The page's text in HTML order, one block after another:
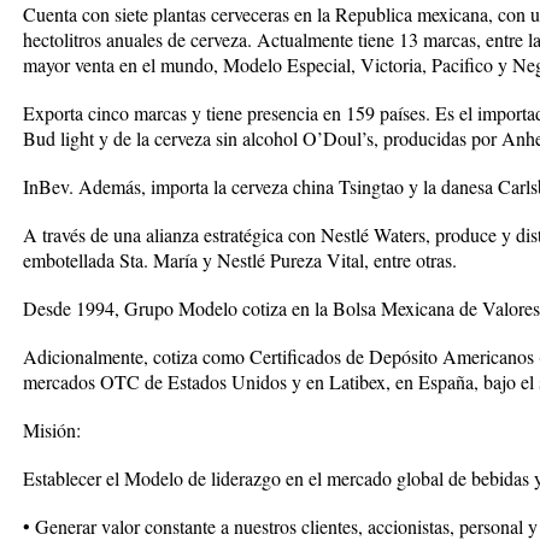
Cuenta con siete plantas cerveceras en la Republica mexicana, con
hectolitros anuales de cerveza. Actualmente tiene 13 marcas, entre
mayor venta en el mundo, Modelo Especial, Victoria, Pacifico y
Exporta cinco marcas y tiene presencia en 159 países. Es el
Bud light y de la cerveza sin alcohol O’Doul’s, producidas por
InBev. Además, importa la cerveza china Tsingtao y la danesa
A través de una alianza estratégica con Nestlé Waters, produce y
embotellada Sta. María y Nestlé Pureza Vital, entre otras.
Desde 1994, Grupo Modelo cotiza en la Bolsa Mexicana de
Adicionalmente, cotiza como Certificados de Depósito
mercados OTC de Estados Unidos y en Latibex, en España, bajo
Misión:
Establecer el Modelo de liderazgo en el mercado global de
• Generar valor constante a nuestros clientes, accionistas, personal